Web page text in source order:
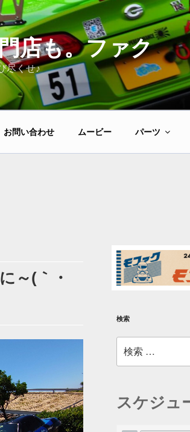
店も。ファク
尽くせ♪
お問い合わせ ムービー パーツ
～(｀・
検索
索:
スケジュ